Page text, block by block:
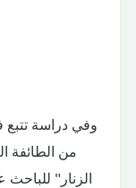
وفي دراسة
من الطائفة
الزنار"